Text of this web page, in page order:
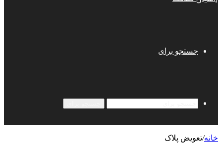
جستجو برای
خانه/تعویض پلاک